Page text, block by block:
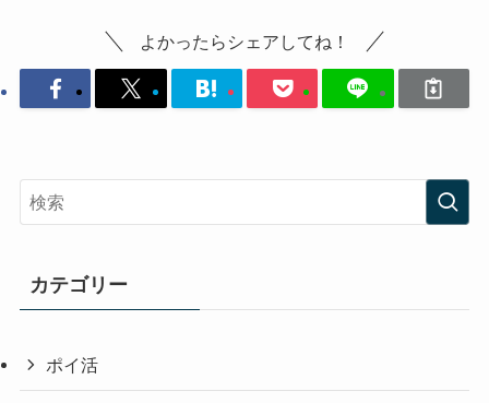
よかったらシェアしてね！
カテゴリー
ポイ活